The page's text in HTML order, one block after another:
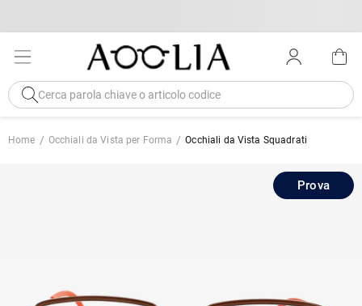
Home Occhiali da Vista per Forma Occhiali da Vista Squadrati
Prova